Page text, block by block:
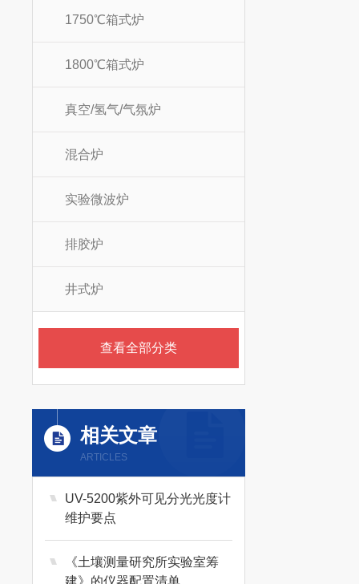
1750℃箱式炉
1800℃箱式炉
真空/氢气/气氛炉
混合炉
实验微波炉
排胶炉
井式炉
查看全部分类
相关文章
ARTICLES
UV-5200紫外可见分光光度计
维护要点
《土壤测量研究所实验室筹
建》的仪器配置清单